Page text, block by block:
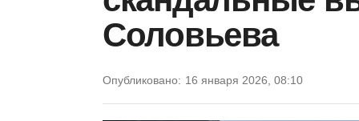
Соловьева
Опубликовано: 16 января 2026, 08:10